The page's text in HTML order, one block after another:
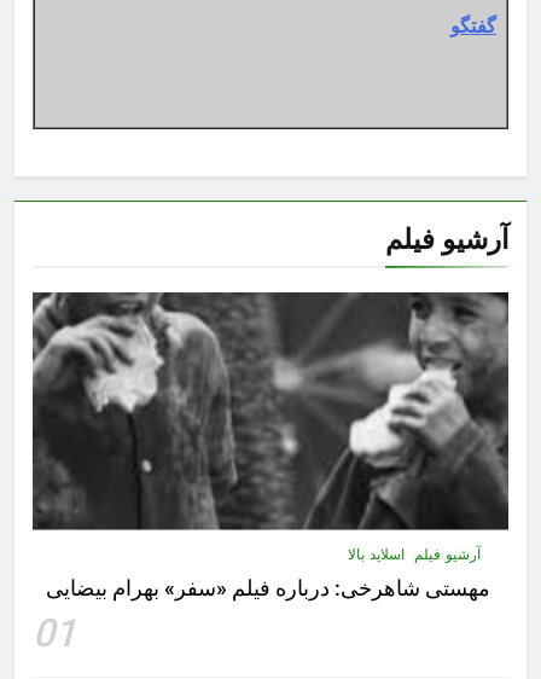
گفتگو
آرشیو فیلم
آرشیو فیلم اسلاید بالا
مهستى شاهرخى:‌ درباره فيلم «سفر» بهرام بیضایی
01